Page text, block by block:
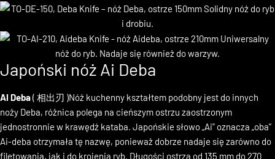
Japoński nóż Ai Deba
AI Deba( 相出刃 )Nóż kuchenny kształtem podobny jest do innych
noży Deba, różnica polega na cieńszym ostrzu zaostrzonym
jednostronnie w krawędź kataba.Japońskie słowo „Ai” oznacza „oba”